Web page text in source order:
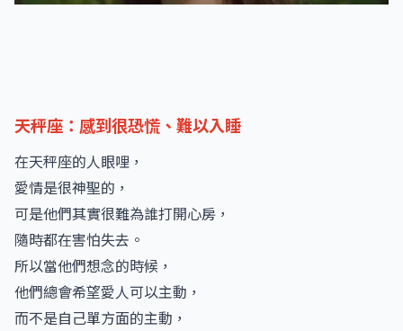
天秤座：感到很恐慌、難以入睡
在天秤座的人眼哩，
愛情是很神聖的，
可是他們其實很難為誰打開心房，
隨時都在害怕失去。
所以當他們想念的時候，
他們總會希望愛人可以主動，
而不是自己單方面的主動，